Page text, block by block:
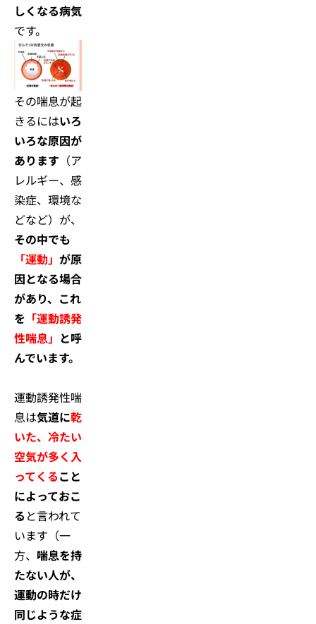
しくなる病気
です。
その喘息が起
きるにはいろ
いろな原因が
あります （ア
レルギー、感
染症、環境な
どなど）が、
その中でも
「運動」 が原
因となる場合
があり、これ
を 「運動誘発
性喘息」 と呼
んでいます。
運動誘発性喘
息は気道に乾
いた、冷たい
空気が多く入
ってくること
によっておこ
る と言われて
います（一
方、 喘息を持
たない人が、
運動の時だけ
同じような症